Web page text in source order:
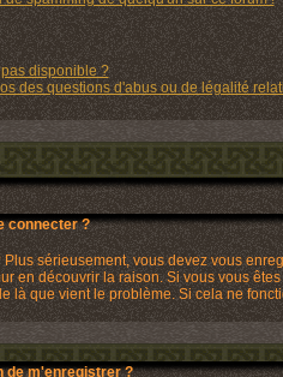
disponible ?
des questions d'abus ou de légalité
connecter ?
sérieusement, vous devez vous
en découvrir la raison. Si vous vous
là que vient le problème. Si cela ne
de m'enregistrer ?